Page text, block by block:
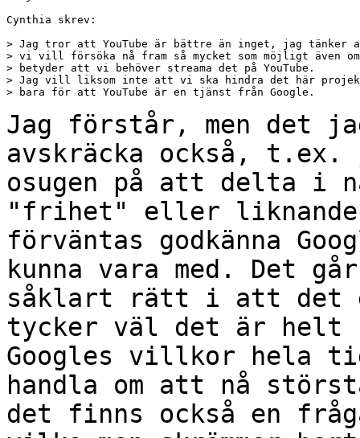
Cynthia skrev:
> Jag tror att YouTube är bättre än inget, jag tänker
> vi vill försöka nå fram så mycket som möjligt även
> betyder att vi behöver streama det på YouTube.
> Jag vill liksom inte att vi ska hindra det här
> bara för att YouTube är en tjänst från Google.
Jag förstår, men det
avskräcka också, t.ex.
osugen på att delta i
"frihet" eller liknande
förväntas godkänna
kunna vara med. Det
såklart rätt i att det
tycker väl det är helt
Googles villkor hela
handla om att nå
det finns också en